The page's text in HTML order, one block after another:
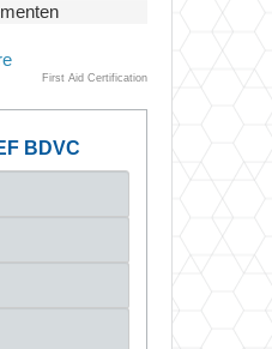
First Aid Certification
BDVC